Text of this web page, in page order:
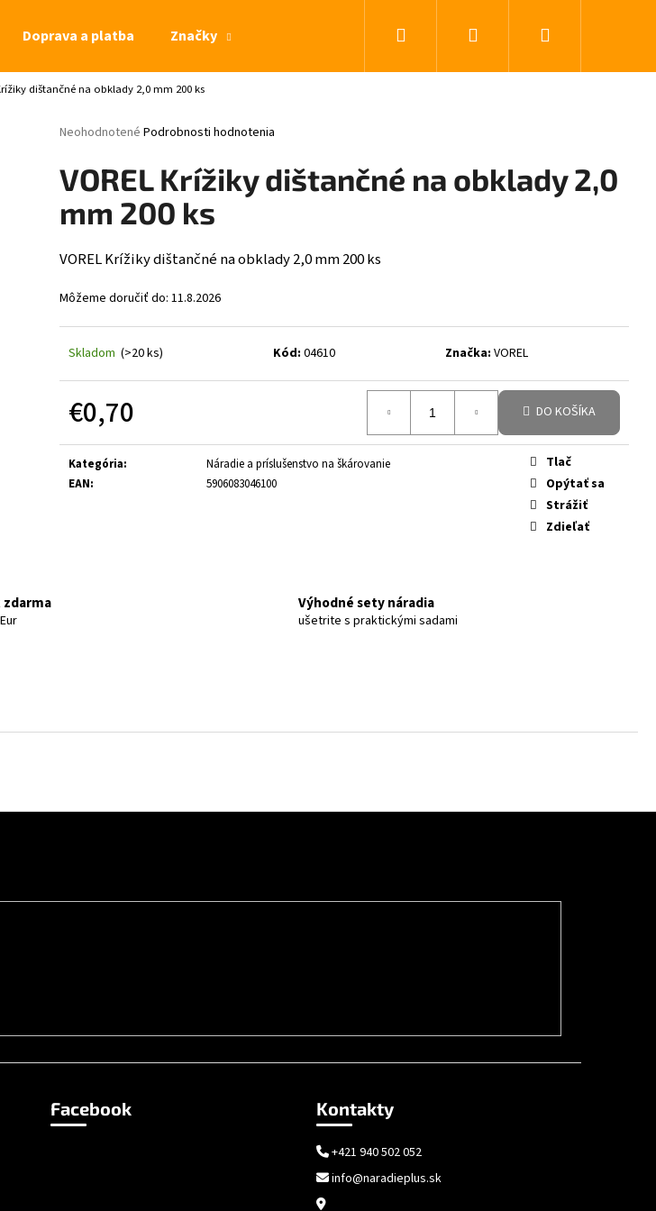
Doprava a platba Značky Hľadať PrihlásenieNákupný
dištančné na obklady 2,0 mm 200 ks
Priemerné hodnotenie produktu je 0,0 z 5 hviezdičiek.
Neohodnotené Podrobnosti hodnotenia
VOREL Krížiky dištančné na obklady 2,0
mm 200 ks
VOREL Krížiky dištančné na obklady 2,0 mm 200 ks
Môžeme doručiť do: 11.8.2026
Skladom (>20 ks) Kód: 04610 Značka: VOREL
€0,70 DO KOŠÍKA
Kategória:
Náradie a príslušenstvo na škárovanie
EAN: 5906083046100
Tlač
Opýtať sa
Strážiť
Zdieľať
zdarma Výhodné sety náradia
ušetrite s praktickými sadami
nájsť?
HĽADAŤ
Facebook Kontakty
+421 940 502 052
info@naradieplus.sk